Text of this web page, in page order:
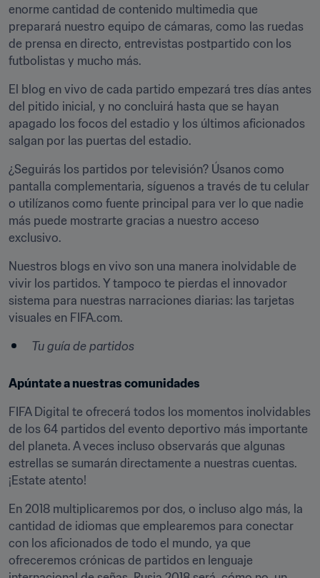
enorme cantidad de contenido multimedia que
preparará nuestro equipo de cámaras, como las ruedas
de prensa en directo, entrevistas postpartido con los
futbolistas y mucho más.
El blog en vivo de cada partido empezará tres días antes
del pitido inicial, y no concluirá hasta que se hayan
apagado los focos del estadio y los últimos aficionados
salgan por las puertas del estadio.
¿Seguirás los partidos por televisión? Úsanos como
pantalla complementaria, síguenos a través de tu celular
o utilízanos como fuente principal para ver lo que nadie
más puede mostrarte gracias a nuestro acceso
exclusivo.
Nuestros blogs en vivo son una manera inolvidable de
vivir los partidos. Y tampoco te pierdas el innovador
sistema para nuestras narraciones diarias: las tarjetas
visuales en FIFA.com.
Tu guía de partidos
Apúntate a nuestras comunidades
FIFA Digital te ofrecerá todos los momentos inolvidables
de los 64 partidos del evento deportivo más importante
del planeta. A veces incluso observarás que algunas
estrellas se sumarán directamente a nuestras cuentas.
¡Estate atento!
En 2018 multiplicaremos por dos, o incluso algo más, la
cantidad de idiomas que emplearemos para conectar
con los aficionados de todo el mundo, ya que
ofreceremos crónicas de partidos en lenguaje